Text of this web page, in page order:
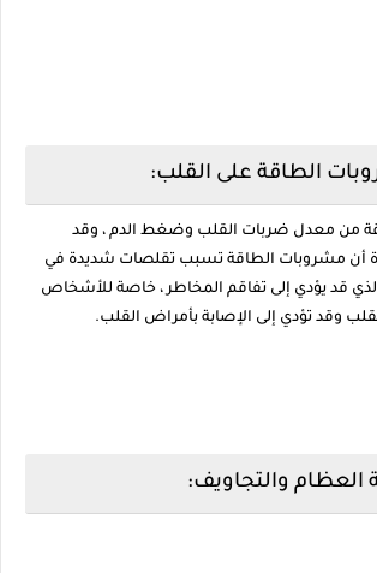
من معدل ضربات القلب وضغط الدم ، وقد
أن مشروبات الطاقة تسبب تقلصات شديدة في
قد يؤدي إلى تفاقم المخاطر ، خاصة للأشخاص
وقد تؤدي إلى الإصابة بأمراض القلب.